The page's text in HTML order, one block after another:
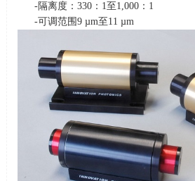
-隔离度： 330： 1至 1,000： 1
-可调范围 9 µm至 11 µm